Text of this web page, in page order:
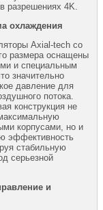
разрешениях 4K.
охлаждения
Axial-tech со
размера оснащены
и специальным
значительно
давление для
потока.
конструкция не
корпусами, но и
эффективность
стабильную
серьезной
и